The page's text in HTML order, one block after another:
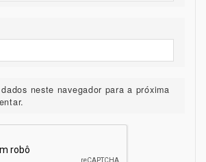
neste navegador para a próxima